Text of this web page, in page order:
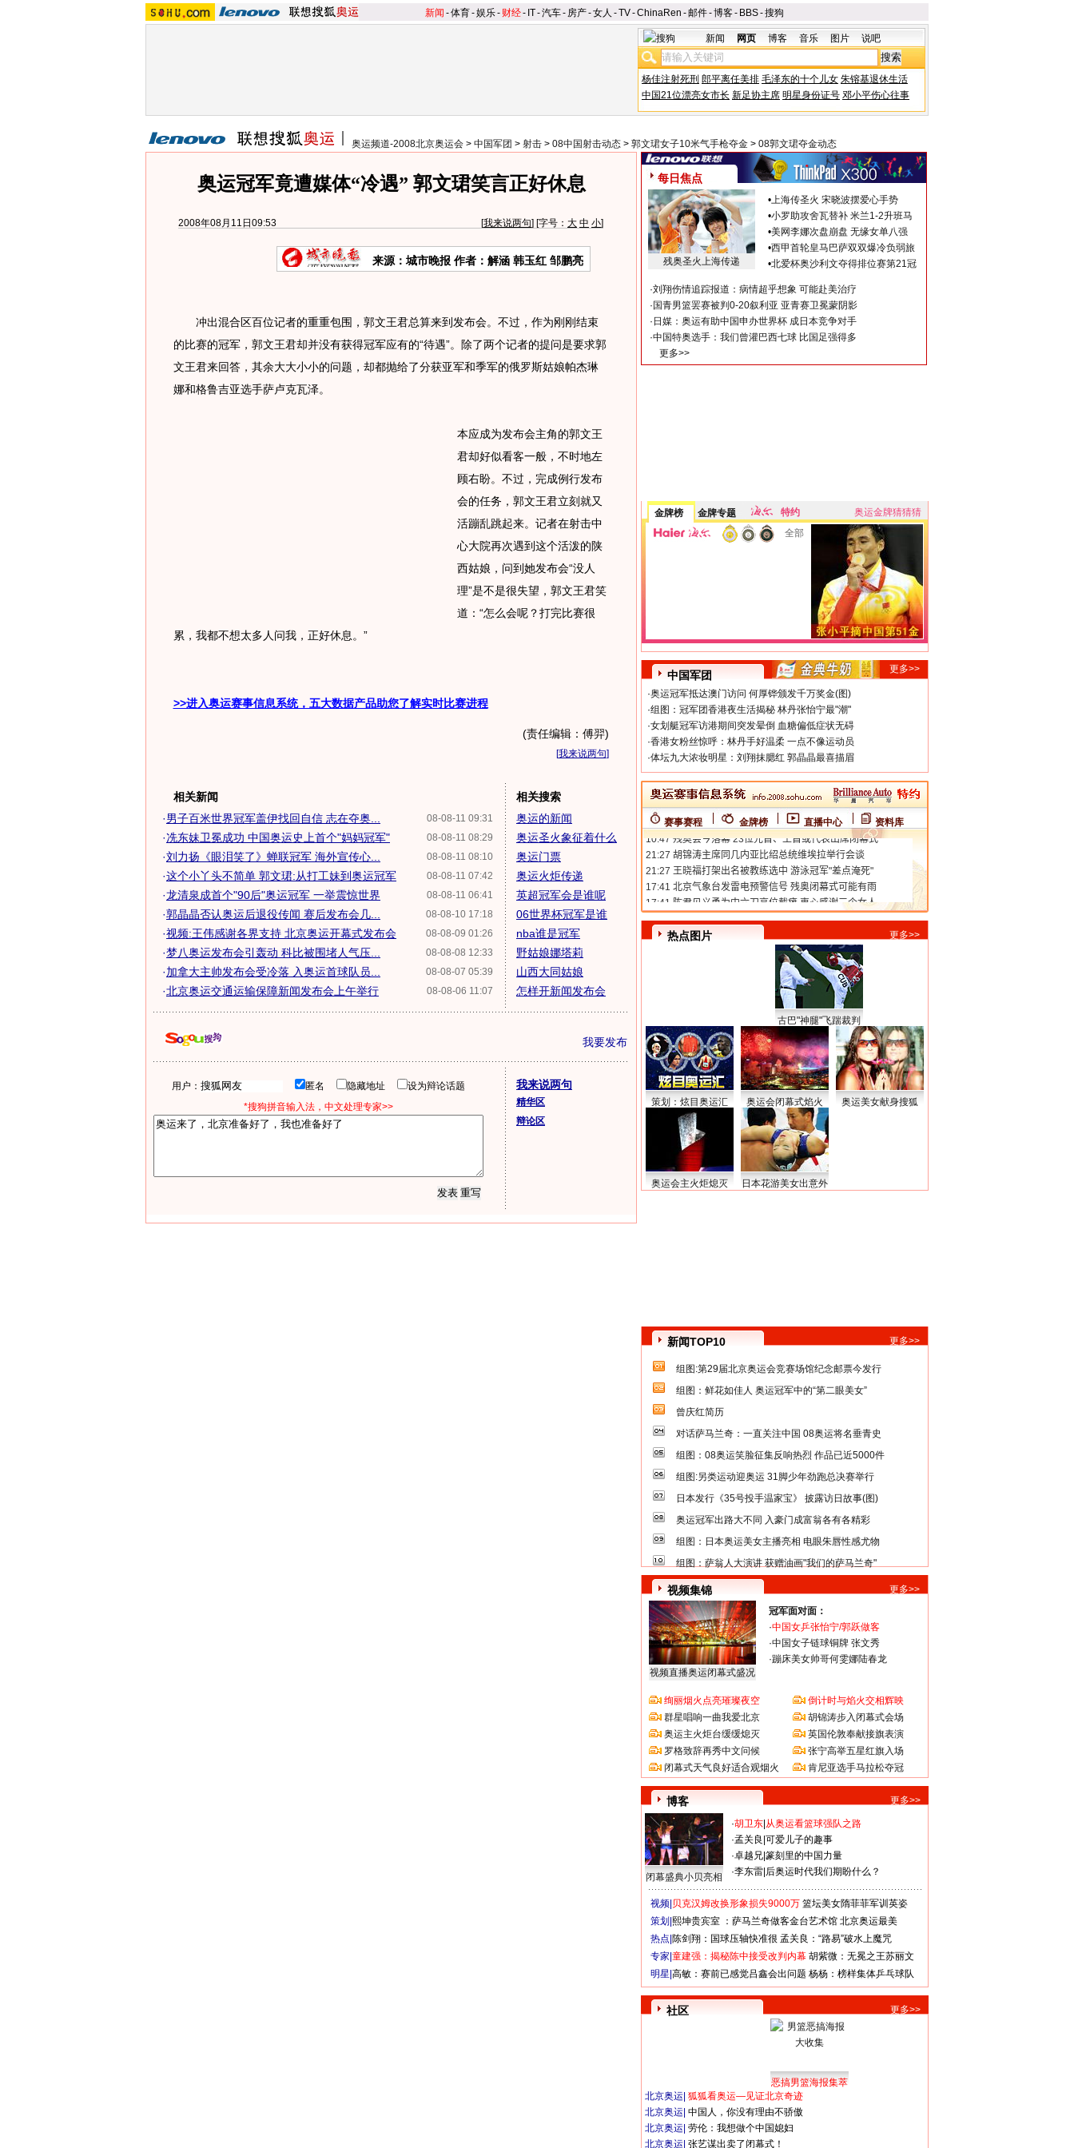
新闻 -体育-娱乐- 财经- IT-汽车- 房产-女人 -TV-ChinaRen -邮件-博客- BBS-搜狗
新闻 网页 博客 音乐 图片 说吧
杨佳注射死刑 郎平离任美排 毛泽东的十个儿女 朱镕基退休生活
中国21位漂亮女市长 新足协主席 明星身份证号 邓小平伤心往事
奥运频道-2008北京奥运会 > 中国军团 > 射击 > 08中国射击动态 > 郭文珺女子10米气手枪夺金 > 08郭文珺夺金动态
奥运冠军竟遭媒体“冷遇” 郭文珺笑言正好休息
2008年08月11日09:53 [我来说两句] [字号： 大 中 小]
来源：城市晚报 作者：解涵 韩玉红 邹鹏亮
冲出混合区百位记者的重重包围，郭文王君总算来到发布会。不过，作为刚刚结束
的比赛的冠军，郭文王君却并没有获得冠军应有的“待遇”。除了两个记者的提问是要求郭
文王君来回答，其余大大小小的问题，却都抛给了分获亚军和季军的俄罗斯姑娘帕杰琳
娜和格鲁吉亚选手萨卢克瓦泽。
本应成为发布会主角的郭文王
君却好似看客一般，不时地左
顾右盼。不过，完成例行发布
会的任务，郭文王君立刻就又
活蹦乱跳起来。记者在射击中
心大院再次遇到这个活泼的陕
西姑娘，问到她发布会“没人
理”是不是很失望，郭文王君笑
道：“怎么会呢？打完比赛很
累，我都不想太多人问我，正好休息。”
>>进入奥运赛事信息系统，五大数据产品助您了解实时比赛进程
(责任编辑：傅羿)
[我来说两句]
相关新闻
08-08-11 09:31
·男子百米世界冠军盖伊找回自信 志在夺奥...
08-08-11 08:29
·冼东妹卫冕成功 中国奥运史上首个"妈妈冠军"
08-08-11 08:10
·刘力扬《眼泪笑了》蝉联冠军 海外宣传心...
08-08-11 07:42
·这个小丫头不简单 郭文珺:从打工妹到奥运冠军
08-08-11 06:41
·龙清泉成首个"90后"奥运冠军 一举震惊世界
08-08-10 17:18
·郭晶晶否认奥运后退役传闻 赛后发布会几...
08-08-09 01:26
·视频:王伟感谢各界支持 北京奥运开幕式发布会
08-08-08 12:33
·梦八奥运发布会引轰动 科比被围堵人气压...
08-08-07 05:39
·加拿大主帅发布会受冷落 入奥运首球队员...
08-08-06 11:07
·北京奥运交通运输保障新闻发布会上午举行
相关搜索
奥运的新闻
奥运圣火象征着什么
奥运门票
奥运火炬传递
英超冠军会是谁呢
06世界杯冠军是谁
nba谁是冠军
野姑娘娜塔莉
山西大同姑娘
怎样开新闻发布会
我要发布
用户： 匿名 隐藏地址
设为辩论话题
*搜狗拼音输入法，中文处理专家>>
我来说两句
精华区
辩论区
每日焦点
残奥圣火上海传递
•上海传圣火 宋晓波摆爱心手势
•小罗助攻舍瓦替补 米兰1-2升班马
•美网李娜次盘崩盘 无缘女单八强
•西甲首轮皇马巴萨双双爆冷负弱旅
•北爱杯奥沙利文夺得排位赛第21冠
·刘翔伤情追踪报道：病情超乎想象 可能赴美治疗
· 国青男篮罢赛被判0-20叙利亚 亚青赛卫冕蒙阴影
· 日媒：奥运有助中国申办世界杯 成日本竞争对手
·中国特奥选手：我们曾灌巴西七球 比国足强得多
更多>>
金牌榜 金牌专题 特约
奥运金牌猜猜猜
全部
中国军团
更多>>
·奥运冠军抵达澳门访问 何厚铧颁发千万奖金(图)
·组图：冠军团香港夜生活揭秘 林丹张怡宁最"潮"
·女划艇冠军访港期间突发晕倒 血糖偏低症状无碍
·香港女粉丝惊呼：林丹手好温柔 一点不像运动员
·体坛九大浓妆明星：刘翔抹腮红 郭晶晶最喜描眉
赛事赛程 金牌榜 直播中心 资料库
热点图片 更多>>
古巴"神腿"飞踹裁判
策划：炫目奥运汇 奥运会闭幕式焰火 奥运美女献身搜狐
奥运会主火炬熄灭 日本花游美女出意外
新闻TOP10 更多>>
组图:第29届北京奥运会竞赛场馆纪念邮票今发行
组图：鲜花如佳人 奥运冠军中的“第二眼美女”
曾庆红简历
对话萨马兰奇：一直关注中国 08奥运将名垂青史
组图：08奥运笑脸征集反响热烈 作品已近5000件
组图:另类运动迎奥运 31脚少年劲跑总决赛举行
日本发行《35号投手温家宝》 披露访日故事(图)
奥运冠军出路大不同 入豪门成富翁各有各精彩
组图：日本奥运美女主播亮相 电眼朱唇性感尤物
组图：萨翁人大演讲 获赠油画"我们的萨马兰奇"
视频集锦 更多>>
视频直播奥运闭幕式盛况
冠军面对面：
·中国女乒张怡宁/郭跃做客
·中国女子链球铜牌 张文秀
·蹦床美女帅哥何雯娜陆春龙
绚丽烟火点亮璀璨夜空
群星唱响一曲我爱北京
奥运主火炬台缓缓熄灭
罗格致辞再秀中文问候
闭幕式天气良好适合观烟火
倒计时与焰火交相辉映
胡锦涛步入闭幕式会场
英国伦敦奉献接旗表演
张宁高举五星红旗入场
肯尼亚选手马拉松夺冠
博客 更多>>
闭幕盛典小贝亮相
·胡卫东 从奥运看篮球强队之路
·孟关良 可爱儿子的趣事
·卓越兄 篆刻里的中国力量
·李东雷 后奥运时代我们期盼什么？
视频| 贝克汉姆改换形象损失9000万 篮坛美女隋菲菲军训英姿
策划| 熙坤贵宾室 ：萨马兰奇做客金台艺术馆 北京奥运最美
热点| 陈剑翔：国球压轴快准很 孟关良：“路易”破水上魔咒
专家| 童建强：揭秘陈中接受改判内幕 胡紫微：无冕之王苏丽文
明星| 高敏：赛前已感觉吕鑫会出问题 杨杨：榜样集体乒乓球队
社区 更多>>
恶搞男篮海报集萃
北京奥运 狐狐看奥运—见证北京奇迹
北京奥运 中国人，你没有理由不骄傲
北京奥运 劳伦：我想做个中国媳妇
北京奥运 张艺谋出卖了闭幕式！